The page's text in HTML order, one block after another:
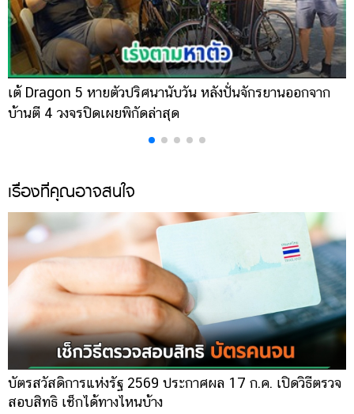
เต้ Dragon 5 หายตัวปริศนานับวัน หลังปั่นจักรยานออกจาก
บ้านตี 4 วงจรปิดเผยพิกัดล่าสุด
เรื่องที่คุณอาจสนใจ
บัตรสวัสดิการแห่งรัฐ 2569 ประกาศผล 17 ก.ค. เปิดวิธีตรวจ
สอบสิทธิ เช็กได้ทางไหนบ้าง